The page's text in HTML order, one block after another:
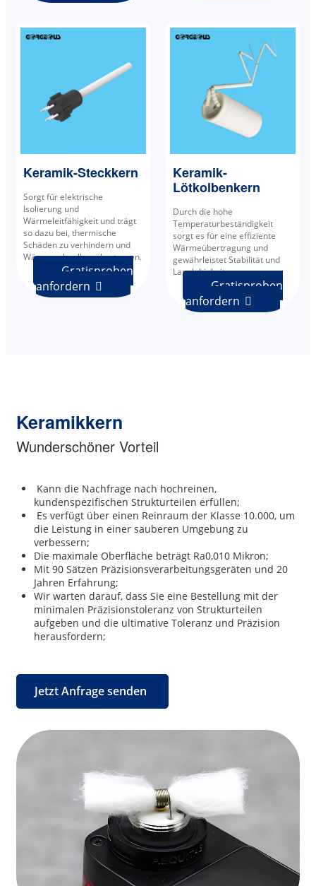
Keramik-Steckkern
Sorgt für elektrische
Isolierung und
Wärmeleitfähigkeit und trägt
so dazu bei, thermische
Schäden zu verhindern und
Wärme schnell zu übertragen.
Gratisproben
anfordern 
Keramik-
Lötkolbenkern
Durch die hohe
Temperaturbeständigkeit
sorgt es für eine effiziente
Wärmeübertragung und
gewährleistet Stabilität und
Langlebigkeit.
Gratisproben
anfordern 
Keramikkern
Wunderschöner Vorteil
Kann die Nachfrage nach hochreinen,
kundenspezifischen Strukturteilen erfüllen;
Es verfügt über einen Reinraum der Klasse 10.000, um
die Leistung in einer sauberen Umgebung zu
verbessern;
Die maximale Oberfläche beträgt Ra0,010 Mikron;
Mit 90 Sätzen Präzisionsverarbeitungsgeräten und 20
Jahren Erfahrung;
Wir warten darauf, dass Sie eine Bestellung mit der
minimalen Präzisionstoleranz von Strukturteilen
aufgeben und die ultimative Toleranz und Präzision
herausfordern;
Jetzt Anfrage senden